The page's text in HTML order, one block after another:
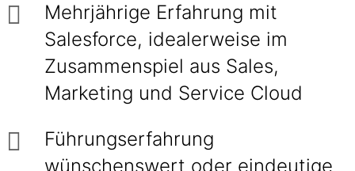
Mehrjährige Erfahrung mit
Salesforce, idealerweise im
Zusammenspiel aus Sales,
Marketing und Service Cloud
Führungserfahrung
wünschenswert oder eindeutige